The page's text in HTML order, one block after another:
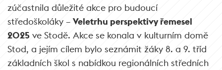
zúčastnila důležité akce pro budoucí
středoškoláky – Veletrhu perspektivy řemesel
2025 ve Stodě. Akce se konala v kulturním domě
Stod, a jejím cílem bylo seznámit žáky 8. a 9. tříd
základních škol s nabídkou regionálních středních